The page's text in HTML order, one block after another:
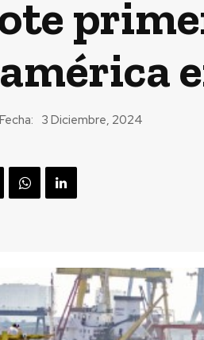
Fecha: 3 Diciembre, 2024